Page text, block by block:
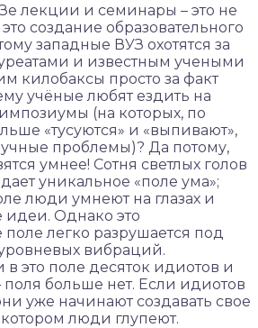
лекции и семинары – это не
это создание образовательного
западные ВУЗ охотятся за
и известным учеными
килобаксы просто за факт
учёные любят ездить на
(на которых, по
«тусуются» и «выпивают»,
проблемы)? Да потому,
умнее! Сотня светлых голов
уникальное «поле ума»;
люди умнеют на глазах и
Однако это
поле легко разрушается под
вибраций.
в это поле десяток идиотов и
больше нет. Если идиотов
уже начинают создавать свое
люди глупеют.